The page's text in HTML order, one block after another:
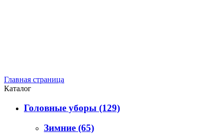
Главная страница
Каталог
Головные уборы (129)
Зимние (65)